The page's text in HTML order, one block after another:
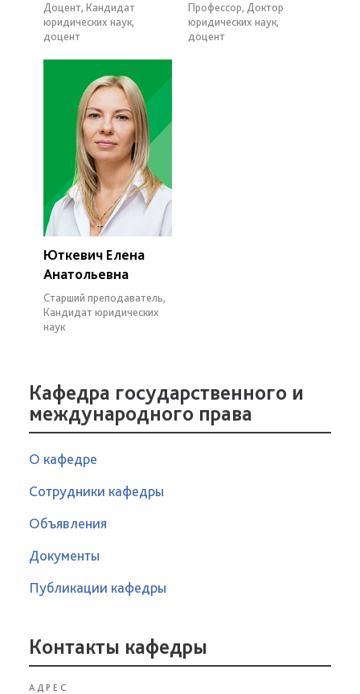
Доцент, Кандидат
юридических наук,
доцент
Профессор, Доктор
юридических наук,
доцент
Юткевич Елена
Анатольевна
Старший преподаватель,
Кандидат юридических
наук
Кафедра государственного и
международного права
О кафедре
Сотрудники кафедры
Объявления
Документы
Публикации кафедры
Контакты кафедры
АДРЕС